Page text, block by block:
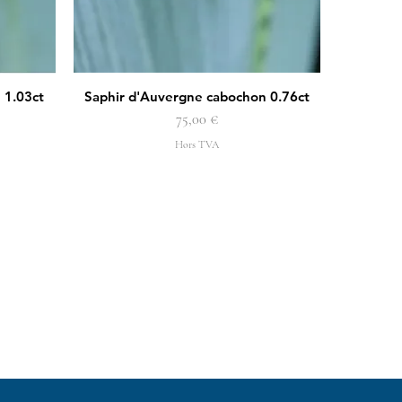
1.03ct Aperçu rapide
Saphir d'Auvergne cabochon 0.76ct
Prix
75,00 €
Hors TVA